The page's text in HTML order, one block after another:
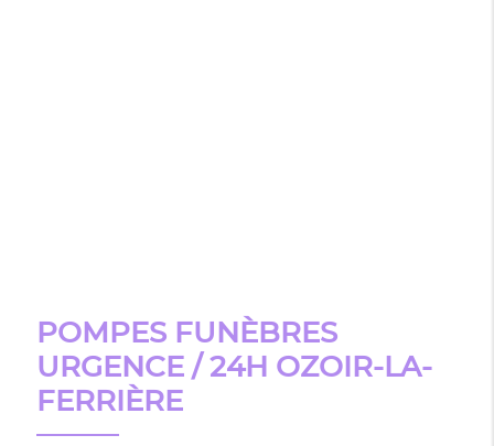
POMPES FUNÈBRES
URGENCE / 24H OZOIR-LA-
FERRIÈRE